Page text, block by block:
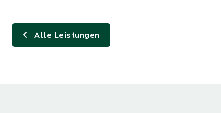
Alle Leistungen